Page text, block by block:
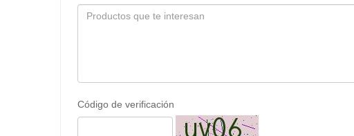
Código de verificación